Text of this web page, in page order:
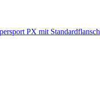
PX mit Standardflansch